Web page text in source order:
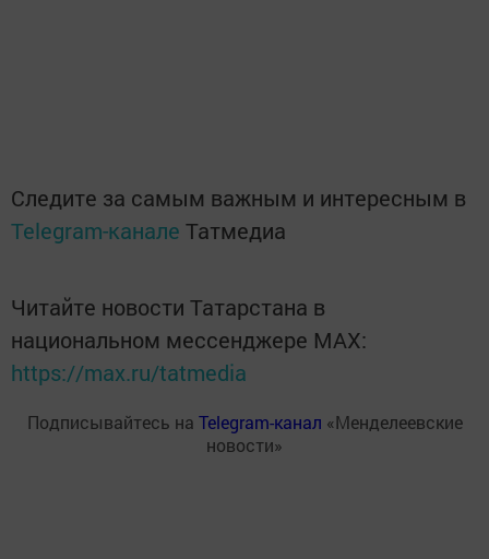
Следите за самым важным и интересным в
Telegram-канале Татмедиа
Читайте новости Татарстана в
национальном мессенджере MАХ:
https://max.ru/tatmedia
Подписывайтесь на Telegram-канал «Менделеевские
новости»